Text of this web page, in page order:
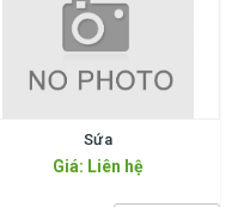
Sứa
Giá: Liên hệ